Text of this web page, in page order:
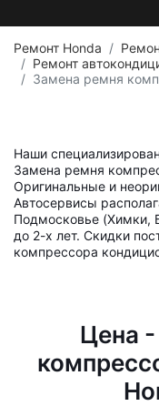
Ремонт Honda
Ремонт
Замена ремня
Наши
Замена ремня
Оригинальные и
Автосервисы
Подмосковье (Химки,
до 2-х лет. Скидки
компрессора
Цена